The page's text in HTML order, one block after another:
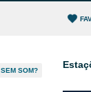
SEM SOM?